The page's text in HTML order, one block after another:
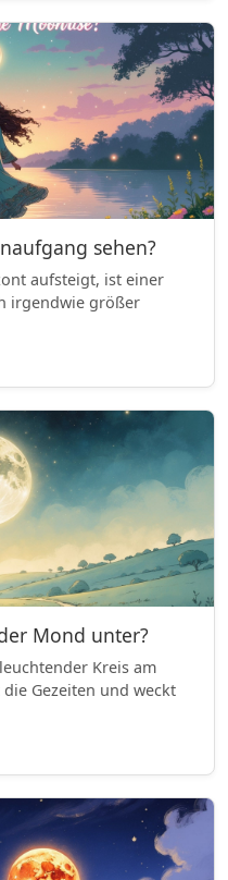
sehen?
aufsteigt, ist einer
irgendwie größer
Mond unter?
Kreis am
Gezeiten und weckt